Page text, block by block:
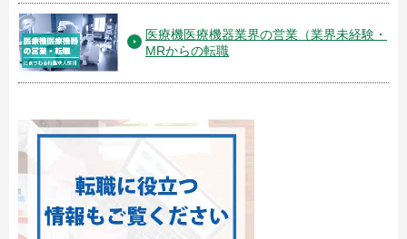
医療機医療機器業界の営業（業界未経験・
MRからの転職